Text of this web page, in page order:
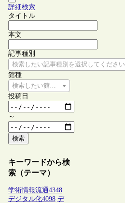
詳細検索
タイトル
本文
記事種別
検索したい記事種別を選択してください
館種
検索したい館種を選択してください
投稿日
～
検索
キーワードから検
索（テーマ）
学術情報流通4348
デジタル化4098 デ